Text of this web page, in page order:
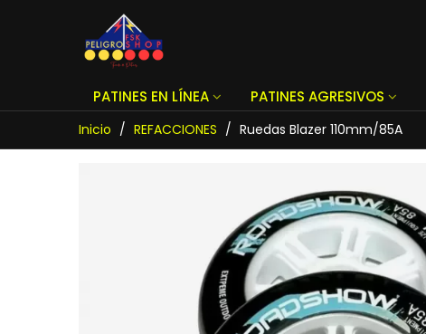
PATINES EN LÍNEA PATINES AGRESIVOS
Inicio / REFACCIONES / Ruedas Blazer 110mm/85A